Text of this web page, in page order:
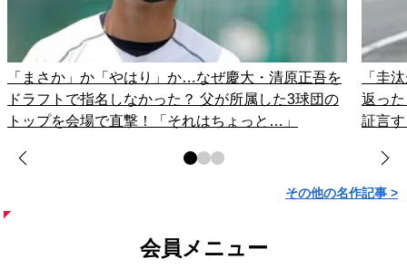
「まさか」か「やはり」か…なぜ慶大・清原正吾を
ドラフトで指名しなかった？ 父が所属した3球団の
トップを会場で直撃！「それはちょっと…」
「圭
返っ
証言
その他の名作記事 >
会員メニュー